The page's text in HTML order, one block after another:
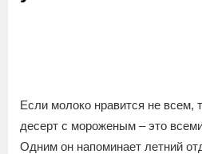
Если молоко нравится не всем,
десерт с мороженым – это
Одним он напоминает летний